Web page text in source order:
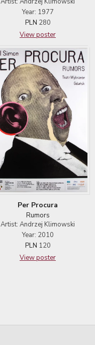
Year: 1977
PLN 280
View poster
Per Procura
Rumors
Artist: Andrzej Klimowski
Year: 2010
PLN 120
View poster